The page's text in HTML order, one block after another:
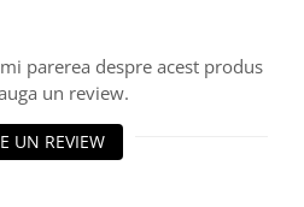
parerea despre acest produs
un review.
UN REVIEW